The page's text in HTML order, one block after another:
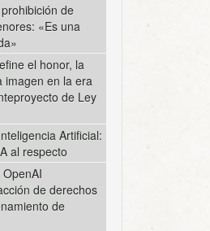
de
«Es una
el honor, la
imagen en la era
de Ley
Artificial:
al respecto
de derechos
de